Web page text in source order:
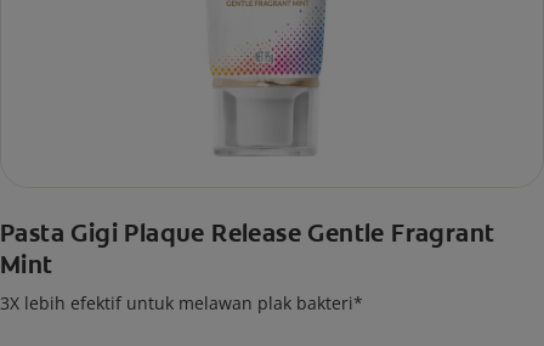
Pasta Gigi Plaque Release Gentle Fragrant
Mint
3X lebih efektif untuk melawan plak bakteri*